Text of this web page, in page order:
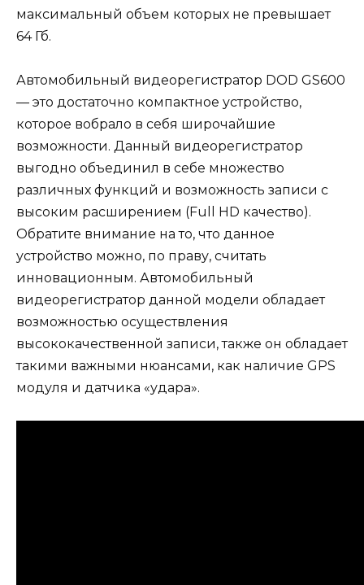
максимальный объем которых не превышает
64 Гб.
Автомобильный видеорегистратор DOD GS600
— это достаточно компактное устройство,
которое вобрало в себя широчайшие
возможности. Данный видеорегистратор
выгодно объединил в себе множество
различных функций и возможность записи с
высоким расширением (Full HD качество).
Обратите внимание на то, что данное
устройство можно, по праву, считать
инновационным. Автомобильный
видеорегистратор данной модели обладает
возможностью осуществления
высококачественной записи, также он обладает
такими важными нюансами, как наличие GPS
модуля и датчика «удара».